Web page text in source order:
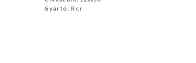
Gyártó: Rcr